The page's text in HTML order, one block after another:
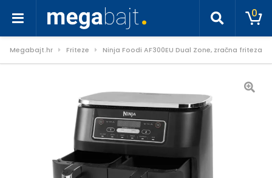
0
Megabajt.hr Friteze Ninja Foodi AF300EU Dual Zone, zračna friteza